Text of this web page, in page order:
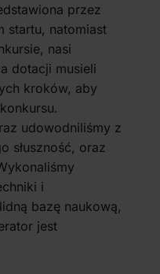
przez
startu, natomiast
nasi
dotacji musieli
kroków, aby
udowodniliśmy z
słuszność, oraz
i
bazę naukową,
jest